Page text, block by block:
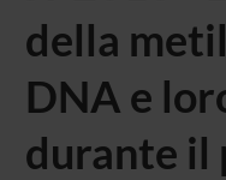
della
DNA e
durante il